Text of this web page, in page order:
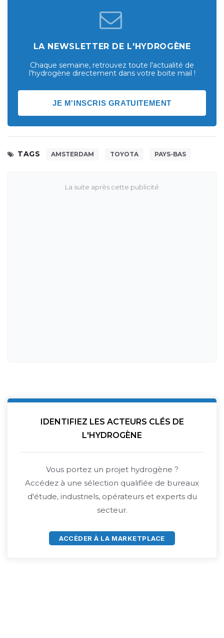
LA NEWSLETTER DE L'HYDROGÈNE
Chaque semaine, retrouvez toute l'actualité de
l'hydrogène directement dans votre boite mail !
JE M'INSCRIS GRATUITEMENT
TAGS AMSTERDAM TOYOTA PAYS-BAS
IDENTIFIEZ LES ACTEURS CLÉS DE
L'HYDROGÈNE
Vous portez un projet hydrogène ?
Accédez à une sélection qualifiée de bureaux
d'étude, industriels, opérateurs et experts du
secteur.
ACCÈDER À LA MARKETPLACE